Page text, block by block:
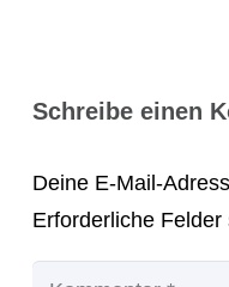
Schreibe einen
Deine E-Mail-
Erforderliche Felder